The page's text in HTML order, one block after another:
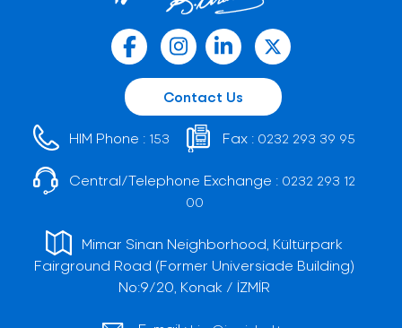
Contact Us
HIM Phone : 153 Fax : 0232 293 39 95
Central/Telephone Exchange : 0232 293 12
00
Mimar Sinan Neighborhood, Kültürpark
Fairground Road (Former Universiade Building)
No:9/20, Konak / İZMİR